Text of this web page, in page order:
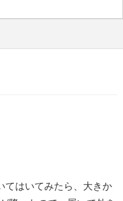
多少の差異あり）
てはいてみたら、大きか